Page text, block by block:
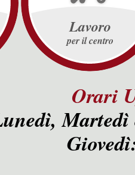
Lavoro
per il centro
Orari